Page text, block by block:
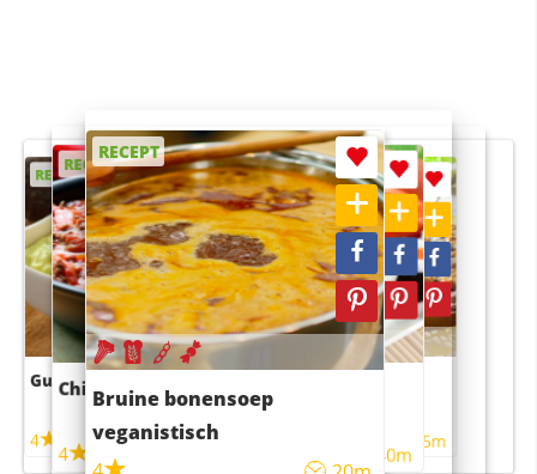
RECEPT
Guacamole
4
RECEPT
Chili con carne
4 45m
RECEPT
Bruine bonensoep
veganistisch
RECEPT
Sushi rijstsalade
maaltijdsalade
40m
RECEPT
4 55m